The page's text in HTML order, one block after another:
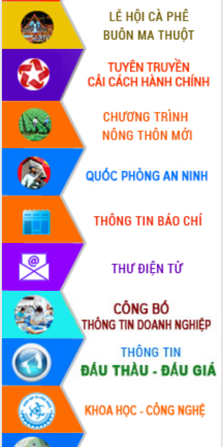
sầu riêng tại Đắk Lắk
Trình diễn nghệ thuật chế biến các
món ăn từ sầu riêng
Đắk Lắk công bố Quy hoạch và xúc
tiến đầu tư tỉnh
Ngành cá ngừ Đắk Lắk chủ động thích
ứng để giữ vững thị trường xuất khẩu
Diễn đàn Kinh tế tư nhân Việt Nam đột
phá cơ chế - Hợp tác công tư
Đề án 06 tạo bước ngoặt đột phá trong
cải cách hành chính tỉnh Đắk Lắk
Kết nối tour, đẩy mạnh chuyển đổi số
để phát triển du lịch Đắk Lắk
Khởi động Dự án Đầu tư xây dựng hạ
tầng kỹ thuật Cụm công nghiệp Tân
Tiến
Gặp mặt các cơ quan báo chí nhân Kỷ
niệm 101 năm Ngày Báo chí Cách
Đắk Lắk sơ kết 4 năm triển khai thực
hiện Đề án 06 của Chính phủ
Họp báo thông tin về Hội nghị Công bố
Quy hoạch và Xúc tiến đầu tư tỉnh Đắk
Khơi thông điểm nghẽn, đẩy nhanh
giải ngân vốn khắc phục thiên tai
HĐND tỉnh thông qua điều chỉnh Quy
hoạch tỉnh thời kỳ 2021-2030
Hội thảo góp ý hồ sơ điều chỉnh quy
hoạch tỉnh Đắk Lắk thời kỳ 2021-2030,
tầm nhìn đến năm 2050
Nâng cao hiệu quả hoạt động của các
doanh nghiệp nhà nước
Hội nghị triển khai kết nối mạng
truyền số liệu chuyên dùng phục vụ cơ
quan Đảng, Nhà nước
Lễ phát động chuỗi hoạt động chung
tay làm sạch môi trường
Xã Ea Kar bước chuyển mình trong
công tác cải cách hành chính mô hình
mới